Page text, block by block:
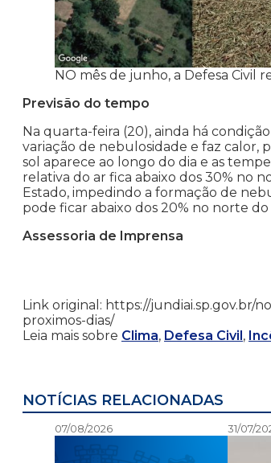
NO mês de junho, a Defesa
Previsão do tempo
Na quarta-feira (20), ainda há
variação de nebulosidade e faz calor,
sol aparece ao longo do dia e as
relativa do ar fica abaixo dos 30% no
Estado, impedindo a formação de
pode ficar abaixo dos 20% no norte do
Assessoria de Imprensa
Link original: https://jundiai.sp.gov.br/
proximos-dias/
Leia mais sobre Clima, Defesa Civil ,
NOTÍCIAS RELACIONADAS
07/08/2026 31/07/